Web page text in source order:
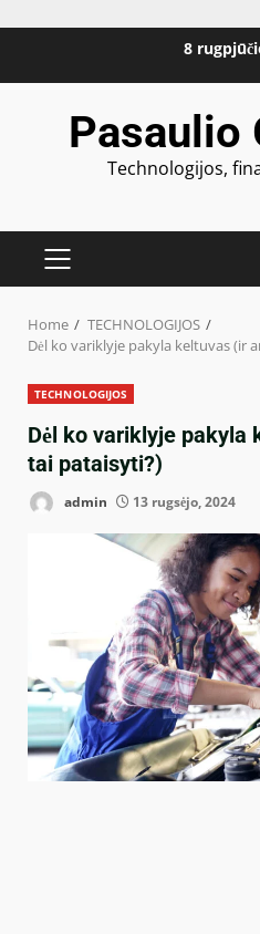
8
Pasaulio
Technologijos,
PRIMARY
Home
TECHNOLOGIJOS
Dėl ko variklyje pakyla keltuvas (ir
TECHNOLOGIJOS
Dėl ko variklyje pakyla
tai pataisyti?)
admin 13 rugsėjo, 2024